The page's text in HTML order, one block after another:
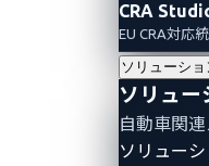
CRA
EU CRA対応
ソリューショ
ソリュー
自動車関
ソリュー